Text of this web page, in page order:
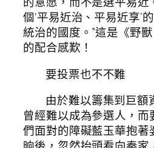
個‘平易近治、平易近享’
統治的國度。”這是《野
的配合感歎！
要投票也不不難
由於難以籌集到巨額
曾經難以成為參選人，
們面對的障礙藍玉華抱著